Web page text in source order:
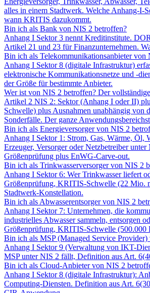
alles in einem Stadtwerk. Welche Anhang-I-
wann KRITIS dazukommt.
Bin ich als Bank von NIS 2 betroffen?
Anhang I Sektor 3 nennt Kreditinstitute.
Artikel 21 und 23 für Finanzunternehmen.
Bin ich als Telekommunikationsanbieter von
Anhang I Sektor 8 (digitale Infrastruktur)
elektronische Kommunikationsnetze und -
der Größe für bestimmte Anbieter.
Wer ist von NIS 2 betroffen? Der
Artikel 2 NIS 2: Sektor (Anhang I oder II)
Schwelle) plus Ausnahmen unabhängig von
Sonderfälle. Der ganze
Bin ich als Energieversorger von NIS 2
Anhang I Sektor 1: Strom, Gas, Wärme, Öl,
Erzeuger, Versorger oder Netzbetreiber
Größenprüfung plus EnWG-Carve-out.
Bin ich als Trinkwasserversorger von NIS 2
Anhang I Sektor 6: Wer Trinkwasser liefert
Größenprüfung, KRITIS-Schwelle (22 Mio.
Stadtwerk-Konstellation.
Bin ich als Abwasserentsorger von NIS 2
Anhang I Sektor 7: Unternehmen, die
industrielles Abwasser sammeln, entsorgen
Größenprüfung, KRITIS-Schwelle (500.000
Bin ich als MSP (Managed Service
Anhang I Sektor 9 (Verwaltung von IKT-
MSP unter NIS 2 fällt, Definition aus Art.
Bin ich als Cloud-Anbieter von NIS 2
Anhang I Sektor 8 (digitale Infrastruktur):
Computing-Diensten. Definition aus Art.